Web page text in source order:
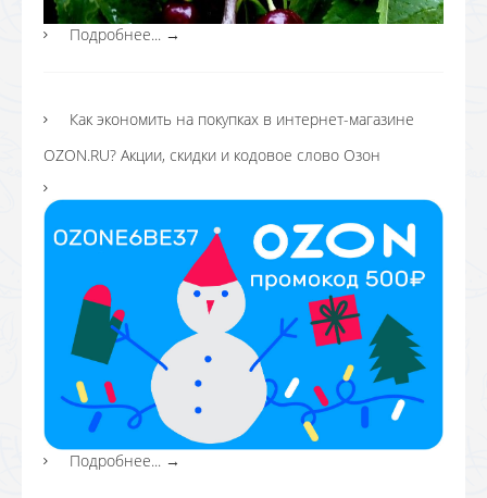
Подробнее... →
Как экономить на покупках в интернет-магазине
OZON.RU? Акции, скидки и кодовое слово Озон
Подробнее... →